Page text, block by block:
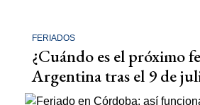
FERIADOS
¿Cuándo es el próximo
Argentina tras el 9 de